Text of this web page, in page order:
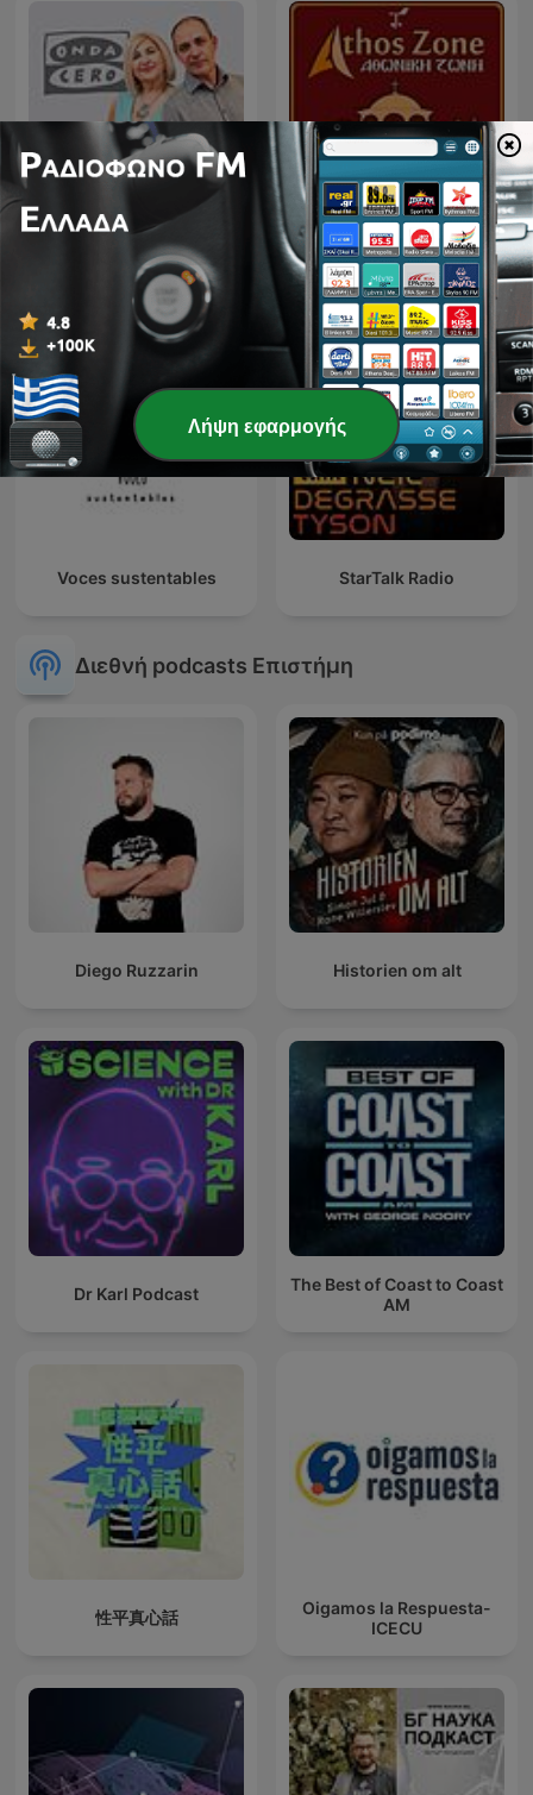
La Rosa de los Vientos
ΜΕΤΕΩΡΟΛΟΓΙΚΟΣ
ΣΤΑΘΜΟΣ ΜΟΝΗΣ
ΜΕΓΙΣΤΗΣ ΛΑΥΡΑΣ.
''ΑΘΩΣ''
Voces sustentables StarTalk Radio
Διεθνή podcasts Επιστήμη
Diego Ruzzarin Historien om alt
Dr Karl Podcast
The Best of Coast to Coast
AM
性平真心話
Oigamos la Respuesta-
ICECU
Λήψη εφαρμογής